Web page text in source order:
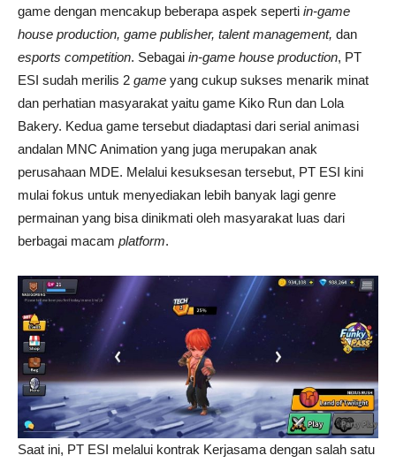
game dengan mencakup beberapa aspek seperti in-game
house production, game publisher, talent management, dan
esports competition. Sebagai in-game house production, PT
ESI sudah merilis 2 game yang cukup sukses menarik minat
dan perhatian masyarakat yaitu game Kiko Run dan Lola
Bakery. Kedua game tersebut diadaptasi dari serial animasi
andalan MNC Animation yang juga merupakan anak
perusahaan MDE. Melalui kesuksesan tersebut, PT ESI kini
mulai fokus untuk menyediakan lebih banyak lagi genre
permainan yang bisa dinikmati oleh masyarakat luas dari
berbagai macam platform.
Saat ini, PT ESI melalui kontrak Kerjasama dengan salah satu